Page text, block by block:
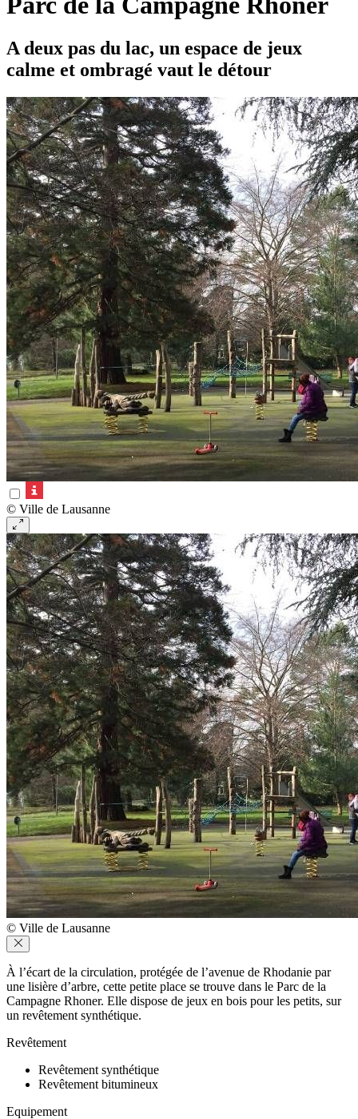
A deux pas du lac, un espace de jeux
calme et ombragé vaut le détour
© Ville de Lausanne
© Ville de Lausanne
À l’écart de la circulation, protégée de l’avenue de Rhodanie par
une lisière d’arbre, cette petite place se trouve dans le Parc de la
Campagne Rhoner. Elle dispose de jeux en bois pour les petits, sur
un revêtement synthétique.
Revêtement
Revêtement synthétique
Revêtement bitumineux
Equipement